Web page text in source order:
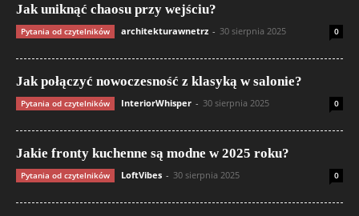
Jak uniknąć chaosu przy wejściu?
Pytania od czytelników architekturawnetrz - 30 sierpnia 2025 0
Jak połączyć nowoczesność z klasyką w salonie?
Pytania od czytelników InteriorWhisper - 30 sierpnia 2025 0
Jakie fronty kuchenne są modne w 2025 roku?
Pytania od czytelników LoftVibes - 30 sierpnia 2025 0